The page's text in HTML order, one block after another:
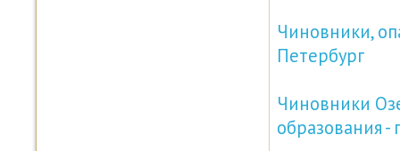
Чиновники,
Петербург
Чиновники
образования -